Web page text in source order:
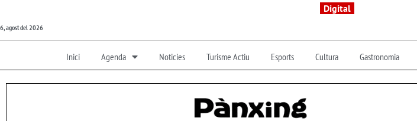
Digital
6, agost del 2026
Inici Agenda Noticies Turisme Actiu Esports Cultura Gastronomia